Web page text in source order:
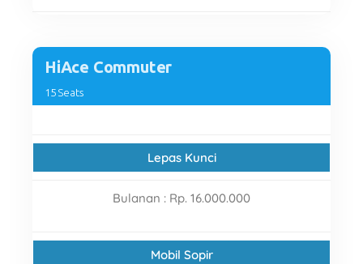
HiAce Commuter
15 Seats
Lepas Kunci
Bulanan : Rp. 16.000.000
Mobil Sopir